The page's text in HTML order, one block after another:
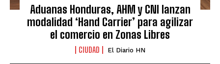
Aduanas Honduras, AHM y CNI lanzan
modalidad ‘Hand Carrier’ para agilizar
el comercio en Zonas Libres
CIUDAD El Diario HN